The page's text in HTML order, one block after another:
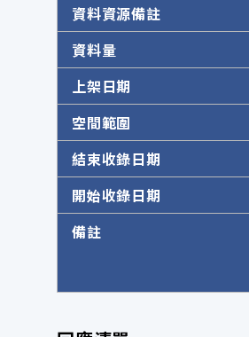
資料資源備註
資料量
上架日期
空間範圍
結束收錄日期
開始收錄日期
備註